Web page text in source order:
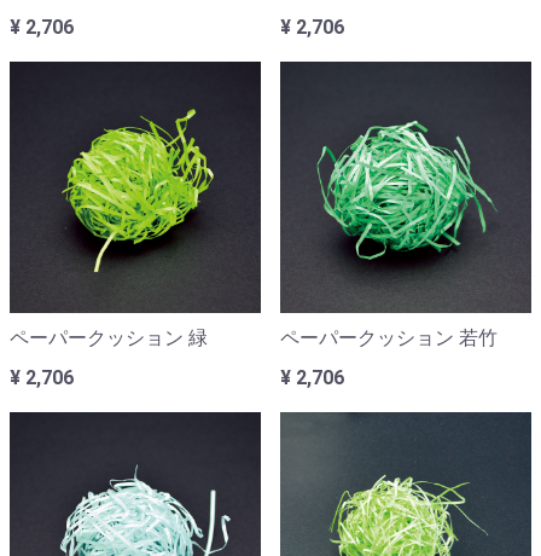
¥ 2,706
¥ 2,706
ペーパークッション 緑
¥ 2,706
ペーパークッション 若竹
¥ 2,706